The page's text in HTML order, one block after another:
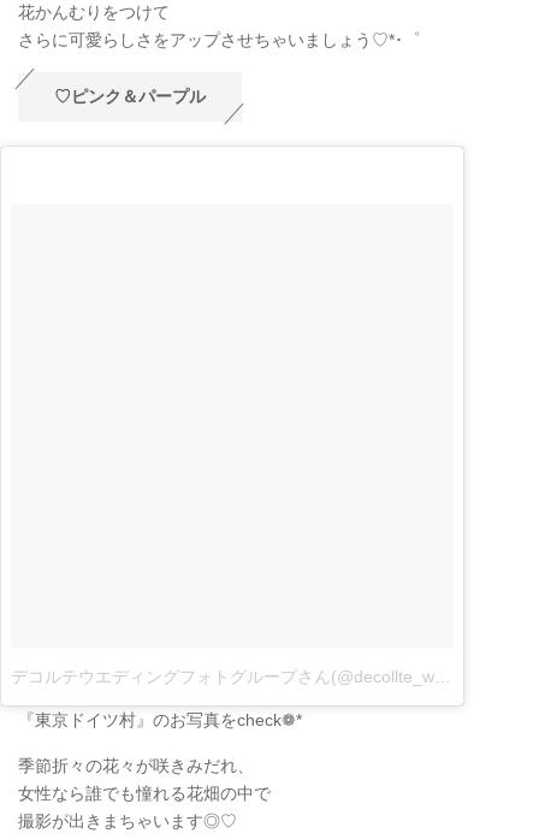
花かんむりをつけて
さらに可愛らしさをアップさせちゃいましょう♡*･゜
♡ピンク＆パープル
『東京ドイツ村』のお写真をcheck❁*
季節折々の花々が咲きみだれ、
女性なら誰でも憧れる花畑の中で
撮影が出きまちゃいます◎♡